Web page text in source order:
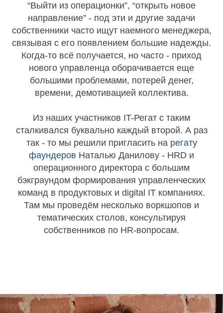
“Выйти из операционки”, “открыть новое
направление” - под эти и другие задачи
собственники часто ищут наемного менеджера,
связывая с его появлением большие надежды.
Когда-то всё получается, но часто - приход
нового управленца оборачивается еще
большими проблемами, потерей денег,
времени, демотивацией коллектива.
Из наших участников IT-Регат с таким
сталкивался буквально каждый второй. А раз
так - то мы решили пригласить на регату
фаундеров Наталью Данилову - HRD и
операционного директора с большим
бэкграундом формирования управленческих
команд в продуктовых и digital IT компаниях.
Там мы проведём несколько воркшопов и
тематических столов, консультируя
собственников по HR-вопросам.